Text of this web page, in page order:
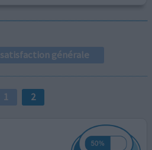
satisfaction générale
1 2